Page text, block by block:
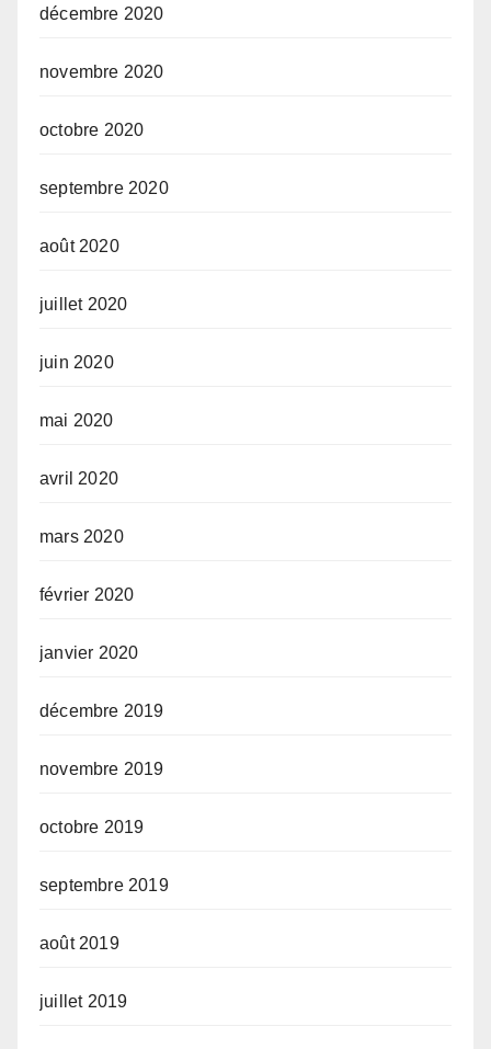
décembre 2020
novembre 2020
octobre 2020
septembre 2020
août 2020
juillet 2020
juin 2020
mai 2020
avril 2020
mars 2020
février 2020
janvier 2020
décembre 2019
novembre 2019
octobre 2019
septembre 2019
août 2019
juillet 2019